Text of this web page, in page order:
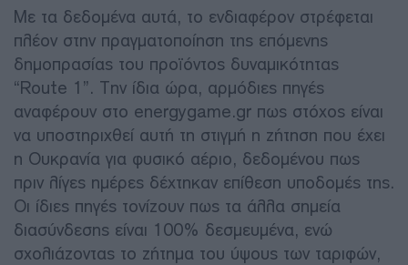
Με τα δεδομένα αυτά, το ενδιαφέρον στρέφεται
πλέον στην πραγματοποίηση της επόμενης
δημοπρασίας του προϊόντος δυναμικότητας
“Route 1”. Την ίδια ώρα, αρμόδιες πηγές
αναφέρουν στο energygame.gr πως στόχος είναι
να υποστηριχθεί αυτή τη στιγμή η ζήτηση που έχει
η Ουκρανία για φυσικό αέριο, δεδομένου πως
πριν λίγες ημέρες δέχτηκαν επίθεση υποδομές της.
Οι ίδιες πηγές τονίζουν πως τα άλλα σημεία
διασύνδεσης είναι 100% δεσμευμένα, ενώ
σχολιάζοντας το ζήτημα του ύψους των ταριφών,